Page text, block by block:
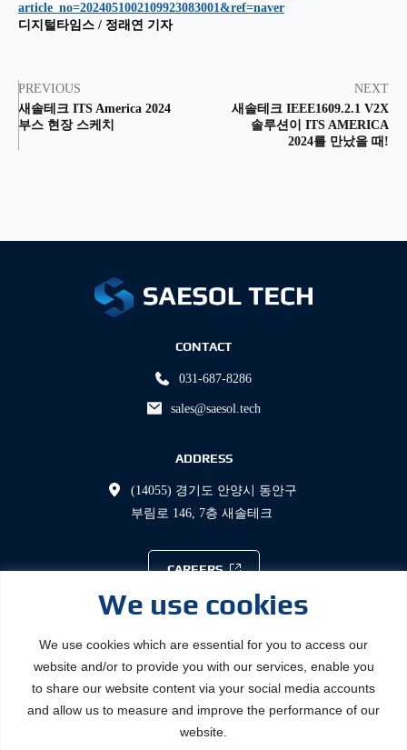
We use cookies
We use cookies which are essential for you to access our
website and/or to provide you with our services, enable you
to share our website content via your social media accounts
and allow us to measure and improve the performance of our
website.
article_no=2024051002109923083001&ref=naver
디지털타임스 / 정래연 기자
PREVIOUS
NEXT
새솔테크 ITS America 2024
부스 현장 스케치
새솔테크 IEEE1609.2.1 V2X
솔루션이 ITS AMERICA
2024를 만났을 때!
CONTACT
031-687-8286
sales@saesol.tech
ADDRESS
(14055) 경기도 안양시 동안구
부림로 146, 7층 새솔테크
CAREERS
개인정보처리방침
이용약관